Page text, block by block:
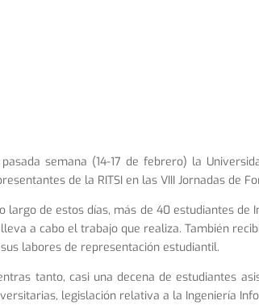
semana (14-17 de febrero) la
de la RITSI en las VIII Jornadas de
largo de estos días, más de 40 estudiantes de
a cabo el trabajo que realiza. También
labores de representación estudiantil.
tanto, casi una decena de estudiantes
legislación relativa a la Ingeniería